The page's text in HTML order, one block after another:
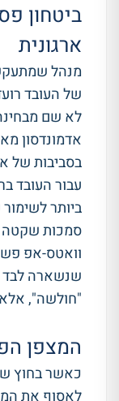
ביטחון
ארגונית
מנהל
של העובד
לא שם
אדמונדסון
בסביבות של
עבור העובד
ביותר
סמכות שקטה
וואטס-אפ
שנשארה לבד
"חולשה", אלא
המצפן
כאשר בחוץ